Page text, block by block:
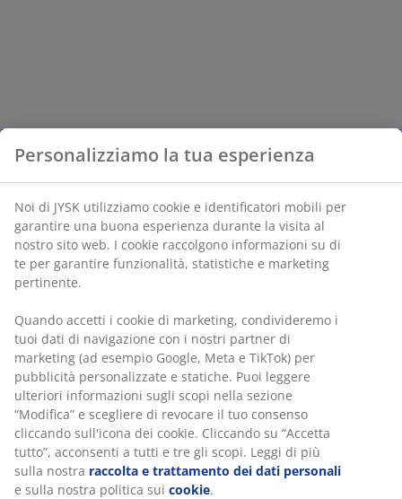
Personalizziamo la tua esperienza
Noi di JYSK utilizziamo cookie e identificatori mobili per
garantire una buona esperienza durante la visita al
nostro sito web. I cookie raccolgono informazioni su di
te per garantire funzionalità, statistiche e marketing
pertinente.
Quando accetti i cookie di marketing, condivideremo i
tuoi dati di navigazione con i nostri partner di
marketing (ad esempio Google, Meta e TikTok) per
pubblicità personalizzate e statiche. Puoi leggere
ulteriori informazioni sugli scopi nella sezione
“Modifica” e scegliere di revocare il tuo consenso
cliccando sull'icona dei cookie. Cliccando su “Accetta
tutto”, acconsenti a tutti e tre gli scopi. Leggi di più
sulla nostra raccolta e trattamento dei dati personali
e sulla nostra politica sui cookie.